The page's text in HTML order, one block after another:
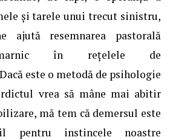
şi tarele unui trecut sinistru,
resemnarea pastorală
în reţelele de
este o metodă de psihologie
vrea să mâne mai abitir
mă tem că demersul este
pentru instincele noastre